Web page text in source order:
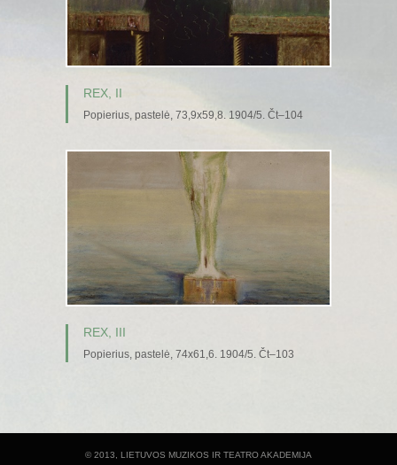
REX, II
Popierius, pastelė, 73,9x59,8. 1904/5. Čt–104
REX, III
Popierius, pastelė, 74x61,6. 1904/5. Čt–103
© 2013, LIETUVOS MUZIKOS IR TEATRO AKADEMIJA